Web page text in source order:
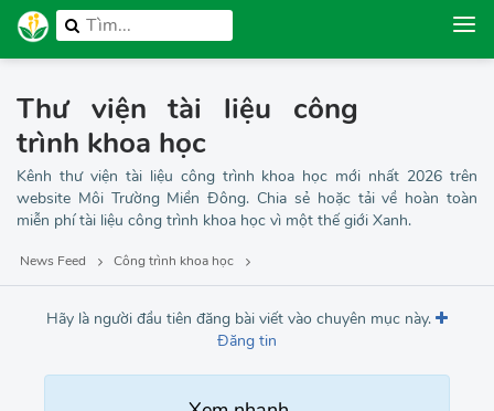
Thư viện tài liệu công
trình khoa học
Kênh thư viện tài liệu công trình khoa học mới nhất 2026 trên
website Môi Trường Miền Đông. Chia sẻ hoặc tải về hoàn toàn
miễn phí tài liệu công trình khoa học vì một thế giới Xanh.
News Feed Công trình khoa học
Hãy là người đầu tiên đăng bài viết vào chuyên mục này.
Đăng tin